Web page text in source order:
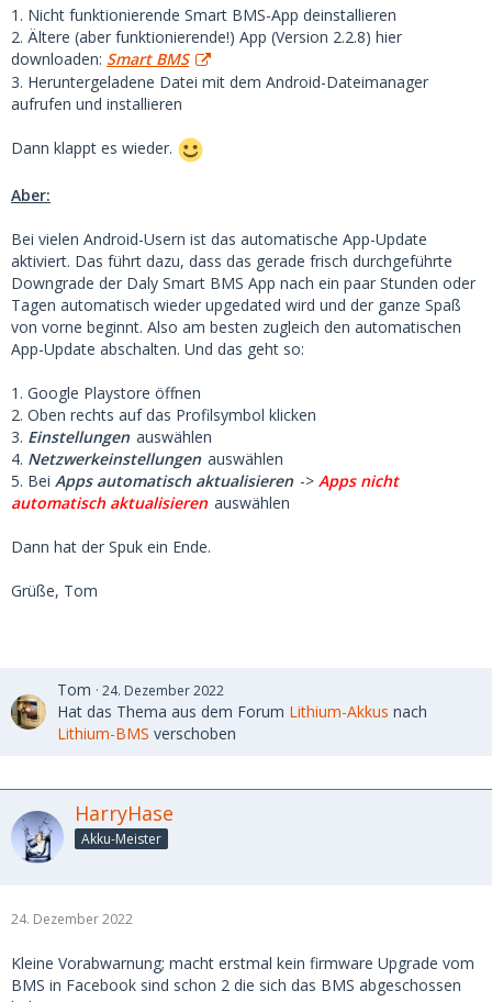
1. Nicht funktionierende Smart BMS-App deinstallieren
2. Ältere (aber funktionierende!) App (Version 2.2.8) hier
downloaden: Smart BMS
3. Heruntergeladene Datei mit dem Android-Dateimanager
aufrufen und installieren
Dann klappt es wieder.
Aber:
Bei vielen Android-Usern ist das automatische App-Update
aktiviert. Das führt dazu, dass das gerade frisch durchgeführte
Downgrade der Daly Smart BMS App nach ein paar Stunden oder
Tagen automatisch wieder upgedated wird und der ganze Spaß
von vorne beginnt. Also am besten zugleich den automatischen
App-Update abschalten. Und das geht so:
1. Google Playstore öffnen
2. Oben rechts auf das Profilsymbol klicken
3. Einstellungen auswählen
4. Netzwerkeinstellungen auswählen
5. Bei Apps automatisch aktualisieren -> Apps nicht
automatisch aktualisieren auswählen
Dann hat der Spuk ein Ende.
Grüße, Tom
Tom 24. Dezember 2022
Hat das Thema aus dem Forum Lithium-Akkus nach
Lithium-BMS verschoben
HarryHase
Akku-Meister
24. Dezember 2022
Kleine Vorabwarnung; macht erstmal kein firmware Upgrade vom
BMS in Facebook sind schon 2 die sich das BMS abgeschossen